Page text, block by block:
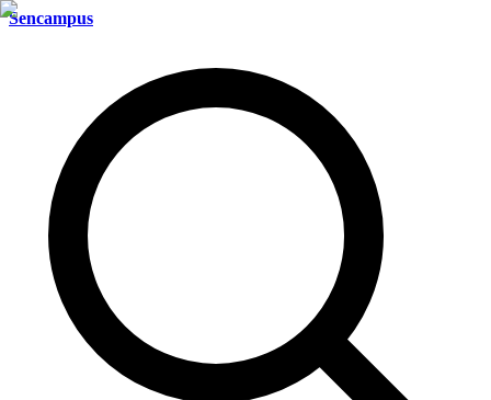
Sencampus